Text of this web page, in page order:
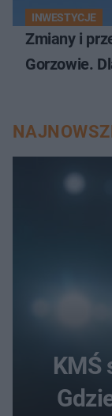
INWESTYCJE
Zmiany i
Gorzowie.
KMŚ